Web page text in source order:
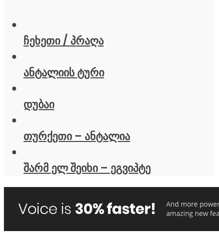
ჩეხეთი / პრაღა
ანტალიის ტური
დუბაი
თურქეთი – ანტალია
შარმ ელ შეიხი – ეგვიპტე